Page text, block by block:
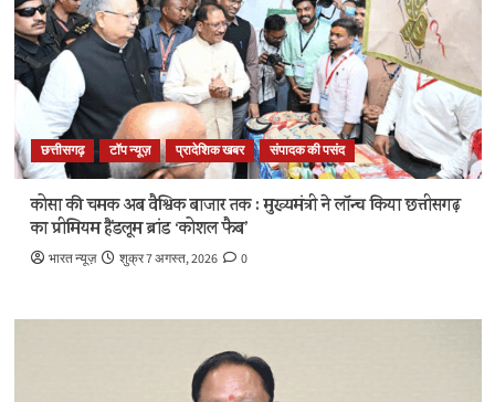
छत्तीसगढ़ टॉप न्यूज़ प्रादेशिक खबर संपादक की पसंद
कोसा की चमक अब वैश्विक बाजार तक : मुख्यमंत्री ने लॉन्च किया छत्तीसगढ़
का प्रीमियम हैंडलूम ब्रांड ‘कोशल फैब’
भारत न्यूज़ शुक्र 7 अगस्त, 2026 0